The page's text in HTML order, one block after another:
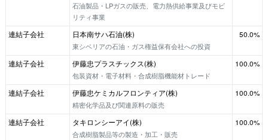
石油製品・LPガスの販売、電力熱供給事業及びモビ
リティ事業
連結子会社
日本南サハ石油(株)
東シベリアの石油・ガス権益保有会社への投資
50.0%
連結子会社
伊藤忠プラスチックス(株)
包装資材・電子材料・合成樹脂機能材トレード
100.0%
連結子会社
伊藤忠ケミカルフロンティア(株)
精密化学品及び関連原料の販売
100.0%
連結子会社
タキロンシーアイ(株)
合成樹脂製品等の製造・加工・販売
100.0%